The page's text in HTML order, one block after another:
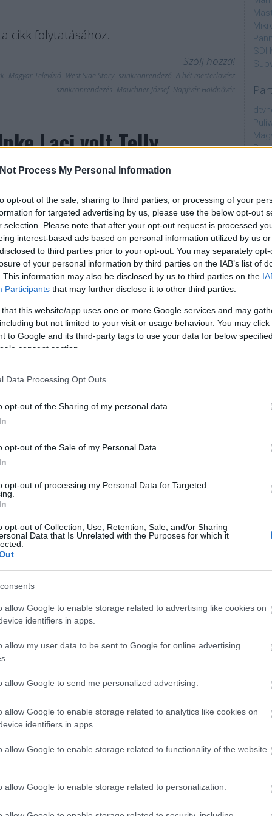
Process My Personal Information
opt-out of the sale, sharing to third parties, or processing of your
for targeted advertising by us, please use the below opt-out
selection. Please note that after your opt-out request is processed
interest-based ads based on personal information utilized by us
to third parties prior to your opt-out. You may separately
of your personal information by third parties on the IAB’s list of
This information may also be disclosed by us to third parties on the
Participants that may further disclose it to other third parties.
that this website/app uses one or more Google services and may
but not limited to your visit or usage behaviour. You may
to Google and its third-party tags to use your data for below
consent section.
Data Processing Opt Outs
opt-out of the Sharing of my personal data.
opt-out of the Sale of my Personal Data.
opt-out of processing my Personal Data for Targeted
opt-out of Collection, Use, Retention, Sale, and/or Sharing
Data that Is Unrelated with the Purposes for which it
allow Google to enable storage related to advertising like cookies on
identifiers in apps.
allow my user data to be sent to Google for online advertising
allow Google to send me personalized advertising.
allow Google to enable storage related to analytics like cookies on
identifiers in apps.
allow Google to enable storage related to functionality of the website
allow Google to enable storage related to personalization.
cikk folytatásához.
Szólj hozzá!
Magyar Televízió West Side Story szinkronrendező A hét mesterlövész
szinkronrendezés Mauchner József Napfivér Holdnővér
Laci volt Telly
interjúsorozatunkat, melyben a hazai
szeretnénk közelebb hozni és jobban
a rajongókkal. Jelen riportban egy igazi
majd meg, ugyanis Balog Mihályt nyugodt szívvel
egyik…
cikk folytatásához.
Pannónia szinkronrendező Balog Mix
szerepnek
Andreával
dolgozó emberek viszont még mindig nem
pedig a hangmérnökök, a vágók, a dramaturgok, a
a többi stábtag nélkül nem élvezhetnénk magyarul
a cikk folytatásához.
Szólj hozzá!
szultána Az elveszett ereklyék fosztogatói
a típus vagyok, aki kiáll a
mostanában egyre többet és egyre több helyen
SDI
ajánló
AMC
AXN
A
A
A
A
M4